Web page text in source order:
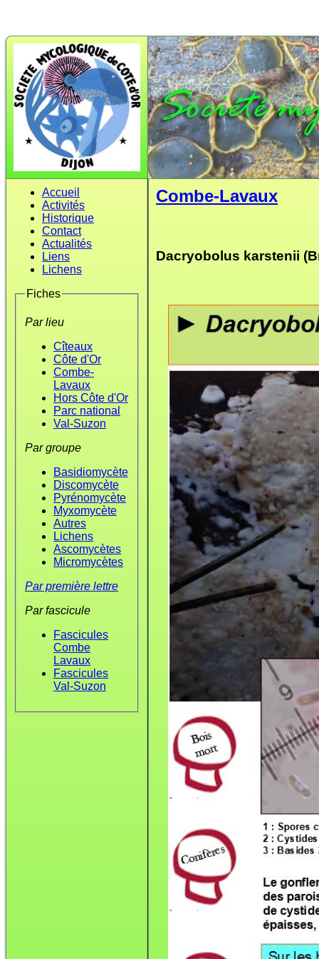
Accueil
Activités
Historique
Contact
Actualités
Liens
Lichens
Fiches
Par lieu
Cîteaux
Côte d'Or
Combe-
Lavaux
Hors Côte d'Or
Parc national
Val-Suzon
Par groupe
Basidiomycète
Discomycète
Pyrénomycète
Myxomycète
Autres
Lichens
Ascomycètes
Micromycètes
Par première lettre
Par fascicule
Fascicules
Combe
Lavaux
Fascicules
Val-Suzon
Combe-Lavaux
Dacryobolus karstenii